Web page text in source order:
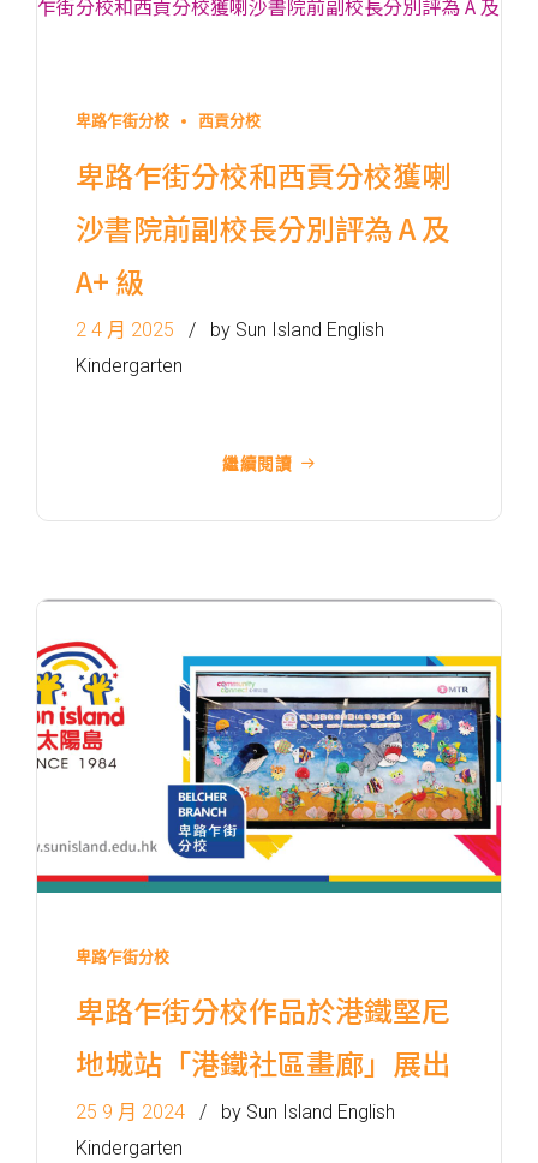
卑路乍街分校 西貢分校
卑路乍街分校和西貢分校獲喇
沙書院前副校長分別評為 A 及
A+ 級
2 4 月 2025
by Sun Island English
Kindergarten
繼續閱讀
卑路乍街分校
卑路乍街分校作品於港鐵堅尼
地城站「港鐵社區畫廊」展出
25 9 月 2024
by Sun Island English
Kindergarten